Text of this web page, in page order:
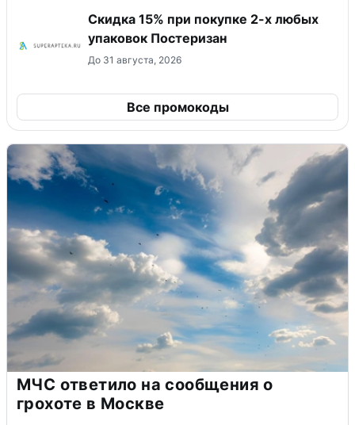
Скидка 15% при покупке 2-х любых
упаковок Постеризан
До 31 августа, 2026
Все промокоды
МЧС ответило на сообщения о
грохоте в Москве